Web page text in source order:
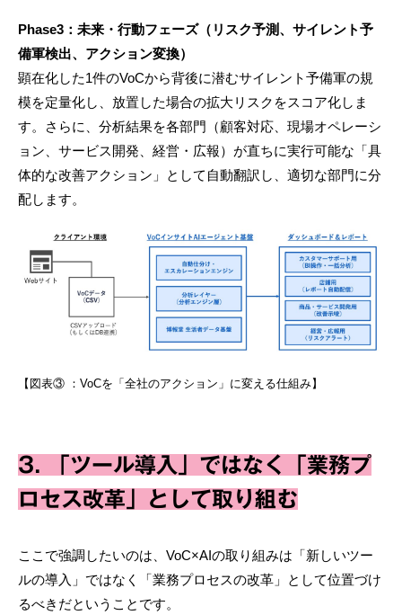
Phase3：未来・行動フェーズ（リスク予測、サイレント予
備軍検出、アクション変換）
顕在化した1件のVoCから背後に潜むサイレント予備軍の規
模を定量化し、放置した場合の拡大リスクをスコア化しま
す。さらに、分析結果を各部門（顧客対応、現場オペレーシ
ョン、サービス開発、経営・広報）が直ちに実行可能な「具
体的な改善アクション」として自動翻訳し、適切な部門に分
配します。
【図表③ ：VoCを「全社のアクション」に変える仕組み】
3. 「ツール導入」ではなく「業務プ
ロセス改革」として取り組む
ここで強調したいのは、VoC×AIの取り組みは「新しいツー
ルの導入」ではなく「業務プロセスの改革」として位置づけ
るべきだということです。